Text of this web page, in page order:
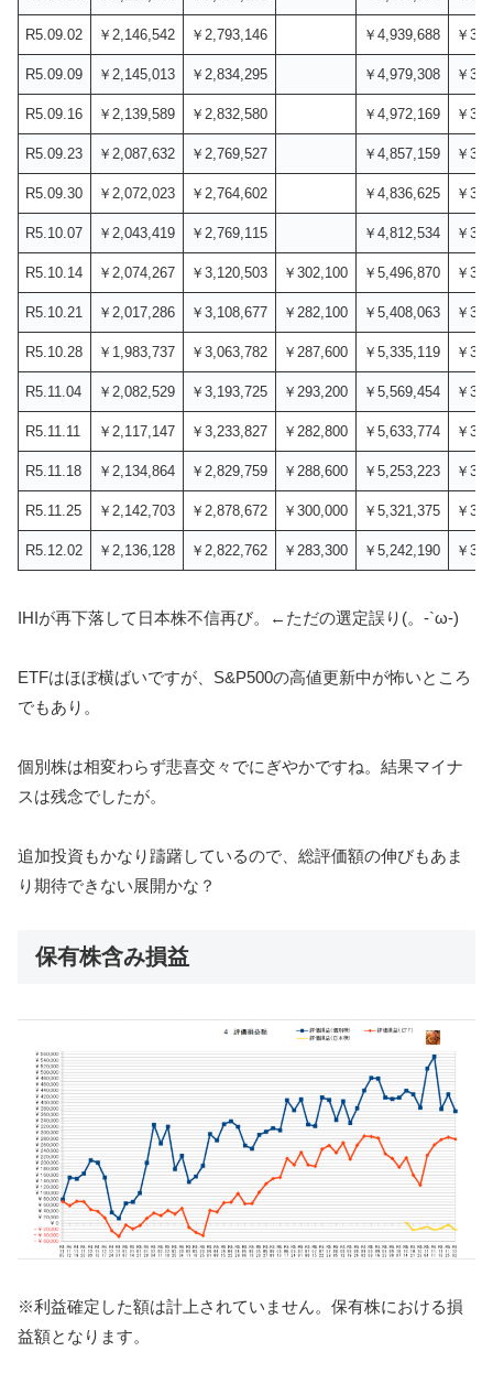
R5.09.02 ￥2,146,542 ￥2,793,146 ￥4,939,688 ￥
R5.09.09 ￥2,145,013 ￥2,834,295 ￥4,979,308 ￥
R5.09.16 ￥2,139,589 ￥2,832,580 ￥4,972,169 ￥
R5.09.23 ￥2,087,632 ￥2,769,527 ￥4,857,159 ￥
R5.09.30 ￥2,072,023 ￥2,764,602 ￥4,836,625 ￥
R5.10.07 ￥2,043,419 ￥2,769,115 ￥4,812,534 ￥
R5.10.14 ￥2,074,267 ￥3,120,503 ￥302,100 ￥5,496,870 ￥
R5.10.21 ￥2,017,286 ￥3,108,677 ￥282,100 ￥5,408,063 ￥
R5.10.28 ￥1,983,737 ￥3,063,782 ￥287,600 ￥5,335,119 ￥
R5.11.04 ￥2,082,529 ￥3,193,725 ￥293,200 ￥5,569,454 ￥
R5.11.11 ￥2,117,147 ￥3,233,827 ￥282,800 ￥5,633,774 ￥
R5.11.18 ￥2,134,864 ￥2,829,759 ￥288,600 ￥5,253,223 ￥
R5.11.25 ￥2,142,703 ￥2,878,672 ￥300,000 ￥5,321,375 ￥
R5.12.02 ￥2,136,128 ￥2,822,762 ￥283,300 ￥5,242,190 ￥
IHIが再下落して日本株不信再び。←ただの選定誤り(。-`ω-)
ETFはほぼ横ばいですが、S&P500の高値更新中が怖いところ
でもあり。
個別株は相変わらず悲喜交々でにぎやかですね。結果マイナ
スは残念でしたが。
追加投資もかなり躊躇しているので、総評価額の伸びもあま
り期待できない展開かな？
保有株含み損益
※利益確定した額は計上されていません。保有株における損
益額となります。